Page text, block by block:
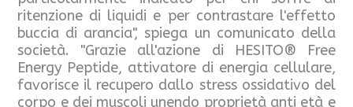
ritenzione di liquidi e per contrastare l'effetto
buccia di arancia", spiega un comunicato della
società. "Grazie all'azione di HESITO® Free
Energy Peptide, attivatore di energia cellulare,
favorisce il recupero dallo stress ossidativo del
corpo e dei muscoli unendo proprietà anti età e